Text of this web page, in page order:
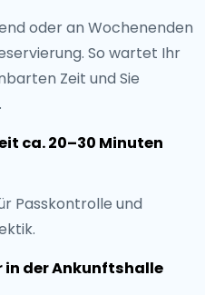
oder an Wochenenden
So wartet Ihr
Zeit und Sie
ca. 20–30 Minuten
Passkontrolle und
in der Ankunftshalle